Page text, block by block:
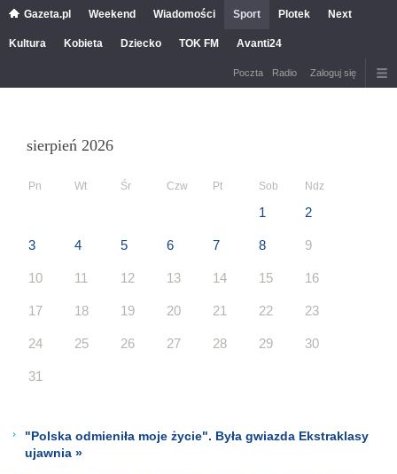
Gazeta.pl Weekend Wiadomości Sport Plotek Next
Kultura Kobieta Dziecko TOK FM Avanti24
Poczta Radio Zaloguj się
sierpień 2026
Pn Wt Śr Czw Pt Sob Ndz
1 2
3 4 5 6 7 8 9
10 11 12 13 14 15 16
17 18 19 20 21 22 23
24 25 26 27 28 29 30
31
"Polska odmieniła moje życie". Była gwiazda Ekstraklasy
ujawnia »